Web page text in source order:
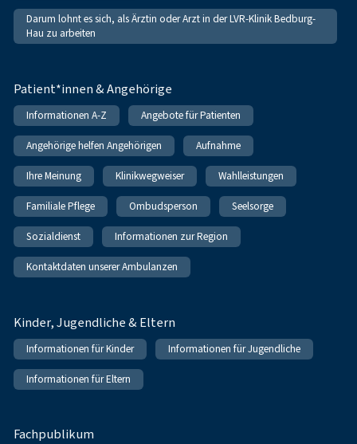
Darum lohnt es sich, als Ärztin oder Arzt in der LVR-Klinik Bedburg-
Hau zu arbeiten
Patient*innen & Angehörige
Informationen A-Z Angebote für Patienten
Angehörige helfen Angehörigen Aufnahme
Ihre Meinung Klinikwegweiser Wahlleistungen
Familiale Pflege Ombudsperson Seelsorge
Sozialdienst Informationen zur Region
Kontaktdaten unserer Ambulanzen
Kinder, Jugendliche & Eltern
Informationen für Kinder Informationen für Jugendliche
Informationen für Eltern
Fachpublikum